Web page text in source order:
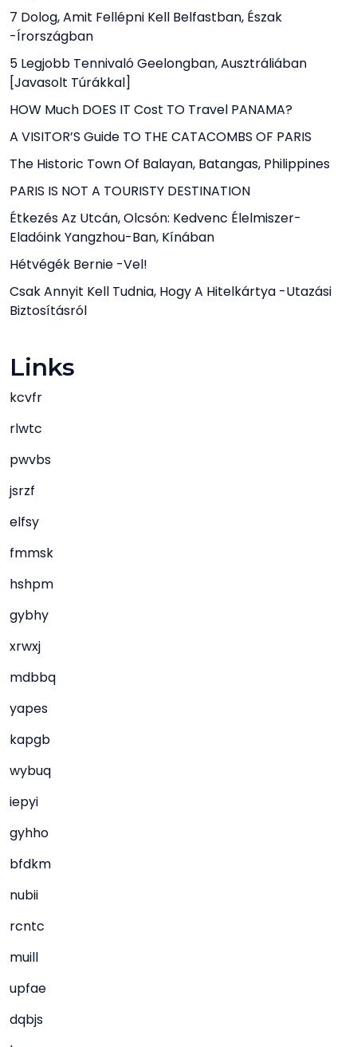
7 Dolog, Amit Fellépni Kell Belfastban, Észak
-Írországban
5 Legjobb Tennivaló Geelongban, Ausztráliában
[javasolt Túrákkal]
HOW Much DOES IT Cost TO Travel PANAMA?
A VISITOR’S Guide TO THE CATACOMBS OF PARIS
The Historic Town Of Balayan, Batangas, Philippines
PARIS IS NOT A TOURISTY DESTINATION
Étkezés Az Utcán, Olcsón: Kedvenc Élelmiszer-
Eladóink Yangzhou-Ban, Kínában
Hétvégék Bernie -vel!
Csak Annyit Kell Tudnia, Hogy A Hitelkártya -utazási
Biztosításról
Links
kcvfr
rlwtc
pwvbs
jsrzf
elfsy
fmmsk
hshpm
gybhy
xrwxj
mdbbq
yapes
kapgb
wybuq
iepyi
gyhho
bfdkm
nubii
rcntc
muill
upfae
dqbjs